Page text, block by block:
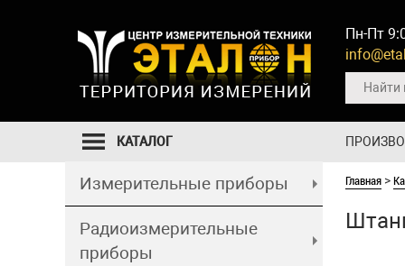
Пн-Пт
КАТАЛОГ
Измерительные приборы
Радиоизмерительные
приборы
Главная >